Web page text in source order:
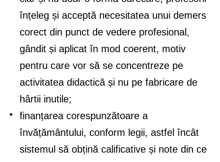
înțeleg și acceptă necesitatea unui demers
corect din punct de vedere profesional,
gândit și aplicat în mod coerent, motiv
pentru care vor să se concentreze pe
activitatea didactică și nu pe fabricare de
hârtii inutile;
finanțarea corespunzătoare a
învățământului, conform legii, astfel încât
sistemul să obțină calificative și note din ce